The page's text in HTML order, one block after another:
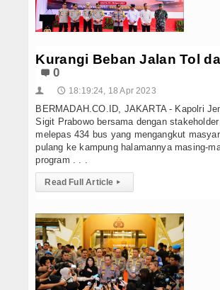
Kurangi Beban Jalan Tol
0
👤 🕔 18:19:24, 18 Apr 2023
BERMADAH.CO.ID, JAKARTA - Kapolri
Sigit Prabowo bersama dengan
melepas 434 bus yang mengangkut
pulang ke kampung halamannya masing-
program . . .
Read Full Article ▸